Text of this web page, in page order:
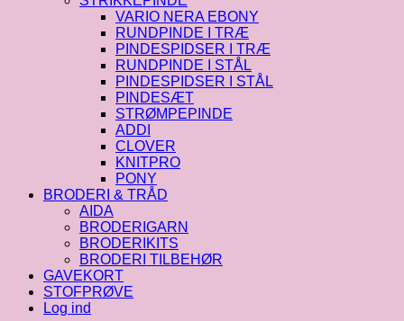
VARIO NERA EBONY
RUNDPINDE I TRÆ
PINDESPIDSER I TRÆ
RUNDPINDE I STÅL
PINDESPIDSER I STÅL
PINDESÆT
STRØMPEPINDE
ADDI
CLOVER
KNITPRO
PONY
BRODERI & TRÅD
AIDA
BRODERIGARN
BRODERIKITS
BRODERI TILBEHØR
GAVEKORT
STOFPRØVE
Log ind